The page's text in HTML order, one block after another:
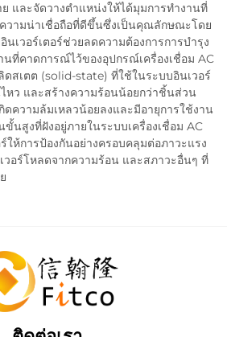
ย และจัดวางตำแหน่งให้ได้มุมการทำงานที่
ความน่าเชื่อถือที่ดีขึ้นซึ่งเป็นคุณลักษณะโดย
เวอร์เตอร์ช่วยลดความต้องการการบำรุง
นที่คาดการณ์ไว้ของอุปกรณ์เครื่องเชื่อม AC
สเตต (solid-state) ที่ใช้ในระบบอินเวอร์
หว และสร้างความร้อนน้อยกว่าชิ้นส่วน
ดความล้มเหลวน้อยลงและมีอายุการใช้งาน
นสูงที่ฝังอยู่ภายในระบบเครื่องเชื่อม AC
ให้การป้องกันอย่างครอบคลุมต่อภาวะแรง
อร์โหลดจากความร้อน และสภาวะอื่นๆ ที่